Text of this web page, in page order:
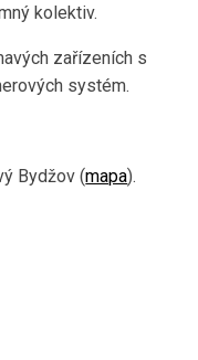
kolektiv.
zařízeních s
systém.
Bydžov (mapa).